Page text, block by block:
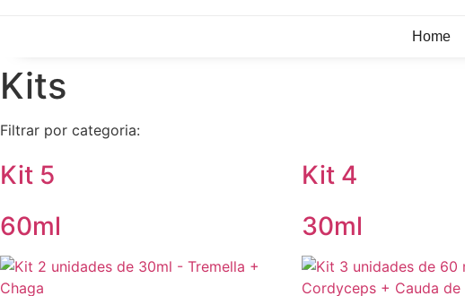
Home
Kits
Filtrar por categoria:
Kit 5 Kit 4
60ml
30ml